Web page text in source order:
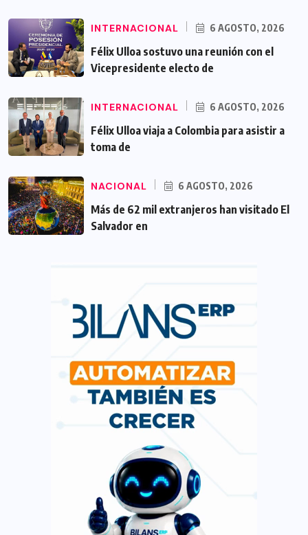
INTERNACIONAL 6 AGOSTO, 2026
Félix Ulloa sostuvo una reunión con el
Vicepresidente electo de
INTERNACIONAL 6 AGOSTO, 2026
Félix Ulloa viaja a Colombia para asistir a
toma de
NACIONAL 6 AGOSTO, 2026
Más de 62 mil extranjeros han visitado El
Salvador en